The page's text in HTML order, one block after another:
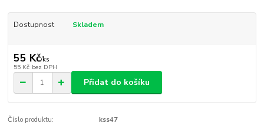
Dostupnost Skladem
55 Kč/ks
55 Kč bez DPH
Přidat do košíku
Číslo produktu: kss47